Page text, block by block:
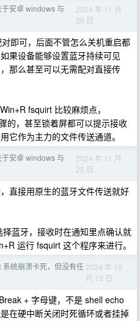
于安卓 windows 与
2024 年 11 月
26 日
即可，后面不管怎么关机重启都
果设备能够设置蓝牙持续可见
那么甚至可以无需配对直接传
fsquirt 比较麻烦点，
的，甚至锁着屏都可以提示接收
它作为主力的文件传送通道。
于安卓 windows 与
2024 年 11 月
25 日
直接用原生的蓝牙文件传送就好
蓝牙，接收时在通知里点确认就
运行 fsquirt 这个程序来进行。
系统崩溃卡死，但没有任 2024 年 10
月 13 日
+ 字母键，不是 shell echo
在硬中断关闭时死循环或者挂掉